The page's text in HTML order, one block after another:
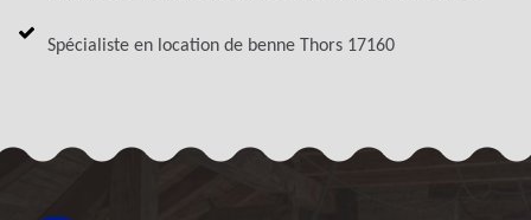
Spécialiste en location de benne Thors 17160